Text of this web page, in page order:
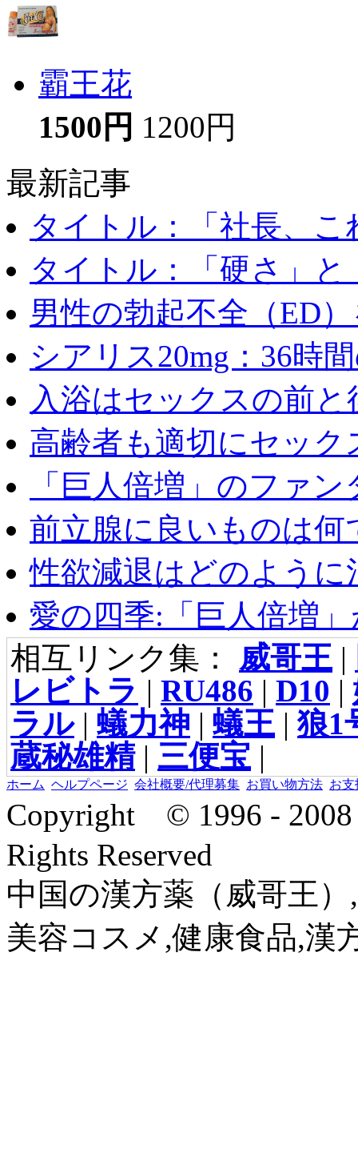
霸王花
1500円 1200円
最新記事
タイトル：「社長、こ
タイトル：「硬さ」と
男性の勃起不全（ED
シアリス20mg：36時
入浴はセックスの前
高齢者も適切にセック
「巨人倍増」のファ
前立腺に良いものは何
性欲減退はどのように
愛の四季:「巨人倍増
相互リンク集： 威哥王 |
レビトラ | RU486 | D10 |
ラル| 蟻力神 | 蟻王 |狼1
蔵秘雄精| 三便宝 |
ホーム ヘルプページ 会社概要/代理募集 お買い物方法 お支
Copyright © 1996 -
Rights Reserved
中国の漢方薬（威哥王
美容コスメ,健康食品,漢